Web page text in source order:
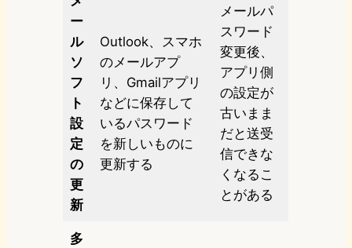
ー
ル
ソ
フ
ト
設
定
の
更
新
Outlook、スマホ
のメールアプ
リ、Gmailアプリ
などに保存して
いるパスワード
を新しいものに
更新する
メールパ
スワード
変更後、
アプリ側
の設定が
古いまま
だと送受
信できな
くなるこ
とがある
多